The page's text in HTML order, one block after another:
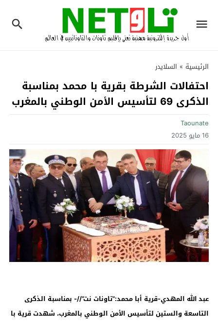
الرئيسية » السلايدر
احتفالات الشرطة بقرية با محمد بمناسبة
الذكرى 69 لتأسيس الأمن الوطني بالمغرب
Taounate
16 مايو 2025
عبد الله المهدي-قرية أبا محمد:”تاونات نت”//- بمناسبة الذكرى
التاسعة والستين لتأسيس الأمن الوطني بالمغرب، شهدت قرية با